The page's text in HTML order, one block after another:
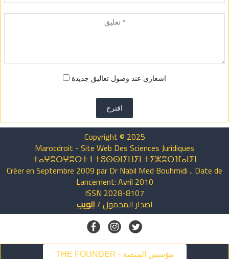
اشعاري عند وصول تعاليق جديدة
اقترح
Copyright © 2025
Marocdroit - Site Web Des Sciences Juridiques
ⵜⴰⵖⴻⵔⵖⴻⵔⵜ ⵏ ⵜⵓⵙⵙⵏⵉⵡⵉⵏ ⵜⵉⵣⴻⵔⴼⴰⵏⵉⵏ
Créer en Septembre 2009 par Dr Nabil Med Bouhmidi .. Date de
Lancement: Avril 2010
ISSN 2028-8107
اصدار المحمول/الويب
THE FOUNDER - مؤسس المنصة